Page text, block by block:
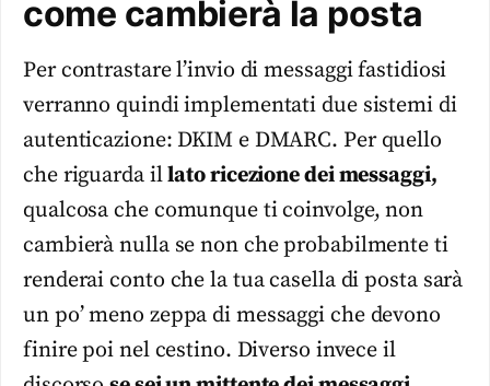
come cambierà la posta
Per contrastare l’invio di messaggi fastidiosi
verranno quindi implementati due sistemi di
autenticazione: DKIM e DMARC. Per quello
che riguarda illato ricezione dei messaggi,
qualcosa che comunque ti coinvolge, non
cambierà nulla se non che probabilmente ti
renderai conto che la tua casella di posta sarà
un po’ meno zeppa di messaggi che devono
finire poi nel cestino. Diverso invece il